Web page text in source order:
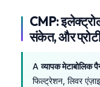
CMP:
संकेत, और
Aव्यापक मेटाबोलिक
फिल्ट्रेशन, लिवर